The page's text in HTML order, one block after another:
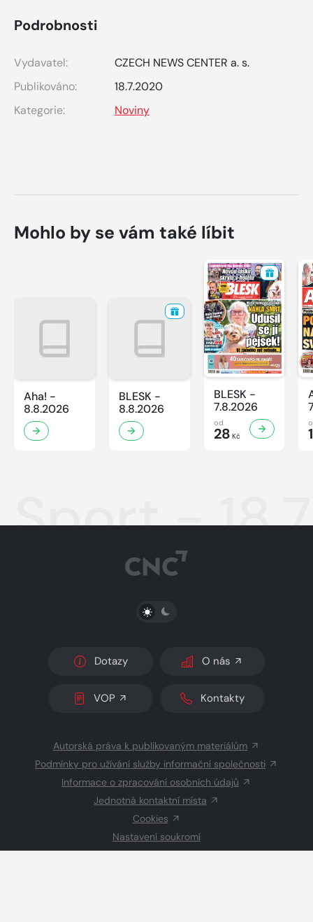
Podrobnosti
Vydavatel:
CZECH NEWS CENTER a. s.
Publikováno:
18.7.2020
Kategorie:
Noviny
Mohlo by se vám také líbit
Aha! -
8.8.2026
BLESK -
8.8.2026
BLESK -
7.8.2026
od
28 Kč
Sport -
PŘEPNOUT SVĚTLÝ/TMAVÝ REŽIM
Dotazy O nás
VOP Kontakty
Autorská práva k publikovaným materiálům
Podmínky pro užívání služby informační společnosti
Informace o zpracování osobních údajů
Jednotná kontaktní místa
Cookies
Nastavení soukromí
Inzerce